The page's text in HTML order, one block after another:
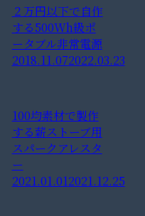
２万円以下で自作
する500Wh級ポ
ータブル非常電源
2018.11.072022.03.23
100均素材で製作
する薪ストーブ用
スパークアレスタ
ー
2021.01.012021.12.25